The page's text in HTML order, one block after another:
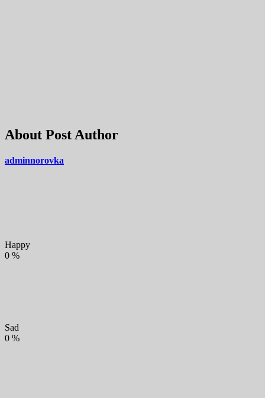
About Post Author
adminnorovka
Happy
0 %
Sad
0 %